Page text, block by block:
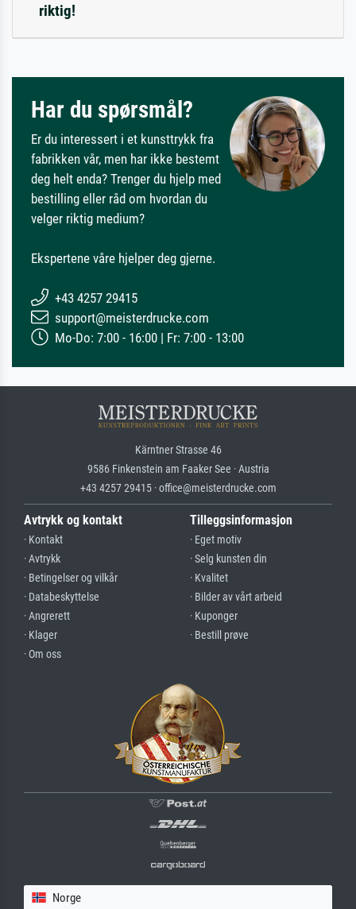
riktig!
Har du spørsmål?
Er du interessert i et kunsttrykk fra
fabrikken vår, men har ikke bestemt
deg helt enda? Trenger du hjelp med
bestilling eller råd om hvordan du
velger riktig medium?
Ekspertene våre hjelper deg gjerne.
+43 4257 29415
support@meisterdrucke.com
Mo-Do: 7:00 - 16:00 | Fr: 7:00 - 13:00
Kärntner Strasse 46
9586 Finkenstein am Faaker See · Austria
+43 4257 29415 · office@meisterdrucke.com
Avtrykk og kontakt
· Kontakt
· Avtrykk
· Betingelser og vilkår
· Databeskyttelse
· Angrerett
· Klager
· Om oss
Tilleggsinformasjon
· Eget motiv
· Selg kunsten din
· Kvalitet
· Bilder av vårt arbeid
· Kuponger
· Bestill prøve
Norge